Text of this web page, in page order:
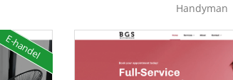
Handyman
E-handel